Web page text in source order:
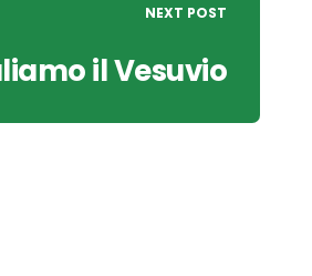
NEXT POST
il Vesuvio